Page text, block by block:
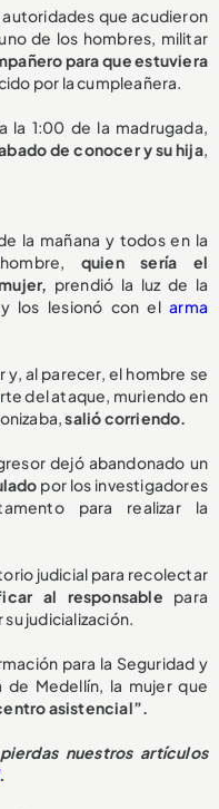
que acudieron
de los hombres, militar
para que estuviera
por la cumpleañera.
la 1:00 de la madrugada,
de conocer y su hija,
la mañana y todos en la
quien sería el
prendió la luz de la
y los lesionó con elarma
y, al parecer, el hombre se
del ataque, muriendo en
salió corriendo.
dejó abandonado un
por los investigadores
para realizar la
judicial para recolectar
al responsable para
su judicialización.
para la Seguridad y
de Medellín, la mujer que
asistencial”.
nuestros artículos
.